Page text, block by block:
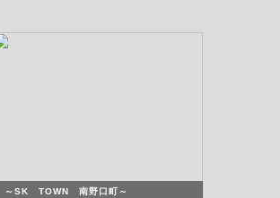
～SK TOWN 南野口町～